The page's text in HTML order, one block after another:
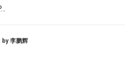
by 李鹏辉